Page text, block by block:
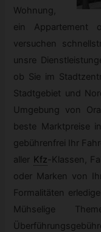
Wohnung,
ein Appartement
versuchen
unsre
ob Sie im
Stadtgebiet und
Umgebung von
beste Marktpreise
gebührenfrei Ihr
aller Kfz- Klassen,
oder Marken von
Formalitäten
Mühselige